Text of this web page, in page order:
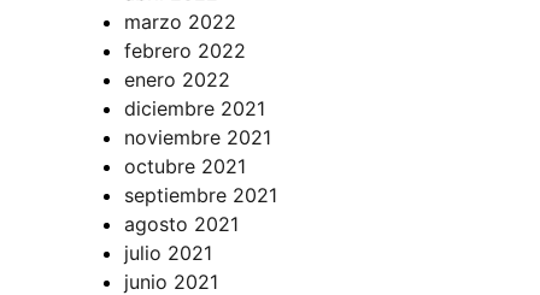
marzo 2022
febrero 2022
enero 2022
diciembre 2021
noviembre 2021
octubre 2021
septiembre 2021
agosto 2021
julio 2021
junio 2021